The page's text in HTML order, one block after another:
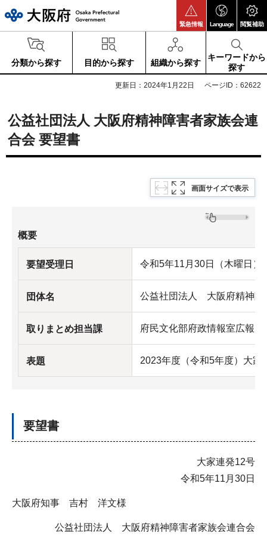
緊急情報 Language 閲覧補助
分類から探す 目的から探す 組織から探す
キーワードから
探す
更新日：2024年1月22日 ページID：62622
公益社団法人 大阪府精神障害者家族会連
合会 要望書
画面サイズで表示
概要
要望受理日 令和5年11月30日（木曜日）
団体名 公益社団法人 大阪府精神障
取りまとめ担当課 府民文化部府政情報室広報広
表題 2023年度（令和5年度）大家
要望書
大家連発12号
令和5年11月30日
大阪府知事 吉村 洋文様
公益社団法人 大阪府精神障害者家族会連合会